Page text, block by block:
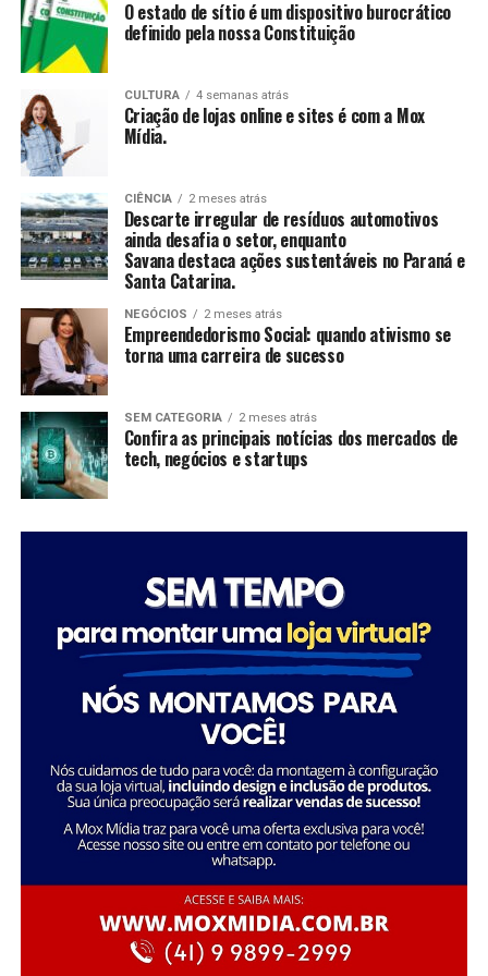
A Savana integra o Grupo Águia Branca e é especializada
na comercialização de caminhões e veículos comerciais
da Mercedes-Benz. Com forte presença nos setores de
transporte e logística, oferece um portfólio completo
de veículos, peças e serviços de oficina. Além disso,
disponibiliza soluções em pneus e recapagem,
garantindo performance e eficiência para os clientes do
segmento de transporte de cargas.
FONTE: A Savana integra o Grupo Águia Branca
CCAS
: Ambiente de convivência para crianças e
adolescentes, abrangendo desde jogos até cultura
SAICA: Trabalho de cuidado, orientação e proteção
integral a crianças e adolescentes em situação de
CEIS
: Garantia de um ambiente seguro e desafiador
para o desenvolvimento infantil.
Conclusão
O empreendedorismo social, impulsionado por líderes
como Tatiana Souza, demonstra que ativismo pode, sim,
ser uma carreira de sucesso. As mulheres no comando
dessas organizações não apenas promovem mudanças
significativas em suas comunidades, mas também
inspiram futuras gerações a seguir seus passos,
mostrando que é possível transformar a sociedade
feminina no setor social: “Acredito que quando as
mulheres assumem a liderança, trazem consigo uma
perspectiva única e essencial que promove a inclusão e o
desenvolvimento sustentável. Meu objetivo é continuar
inspirando e capacitando outras mulheres a seguirem
esse caminho, transformando ainda mais vidas e
Essa trajetória exemplifica como o ativismo e o
empreendedorismo social podem convergir para criar
uma carreira gratificante e de grande impacto social.
Sobre o Instituto Macedônia
Fundado em 1985, o Instituto Macedônia é uma
organização sem fins lucrativos com sede em São Paulo,
O estado de sítio é um dispositivo burocrático
definido pela nossa Constituição
CULTURA 4 semanas atrás
Criação de lojas online e sites é com a Mox
Mídia.
CIÊNCIA 2 meses atrás
Descarte irregular de resíduos automotivos
ainda desafia o setor, enquanto
Savana destaca ações sustentáveis no Paraná e
Santa Catarina.
NEGÓCIOS 2 meses atrás
Empreendedorismo Social: quando ativismo se
torna uma carreira de sucesso
SEM CATEGORIA 2 meses atrás
Confira as principais notícias dos mercados de
tech, negócios e startups